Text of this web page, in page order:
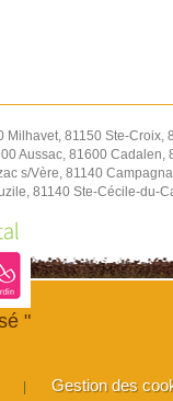
81150 Ste-Croix,
Aussac, 81600
s/Vère, 81140
81140 Ste-Cécile-du-
"
| Gestion des